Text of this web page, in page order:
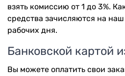
взять комиссию от 1 до 3%.
средства зачисляются на
рабочих дня.
Банковской картой
Вы можете оплатить свои